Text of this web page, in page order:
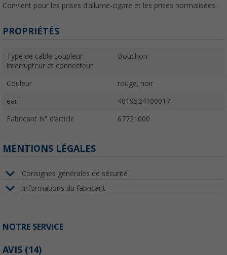
Convient pour les prises d'allume-cigare et les prises normalisées.
PROPRIÉTÉS
Type de cable coupleur
interrupteur et connecteur
Bouchon
Couleur rouge, noir
ean 4019524100017
Fabricant N° d'article 67721000
MENTIONS LÉGALES
Consignes générales de sécurité
Informations du fabricant
NOTRE SERVICE
AVIS (14)